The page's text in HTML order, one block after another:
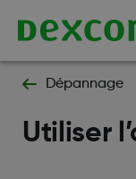
Dépannage
Utiliser